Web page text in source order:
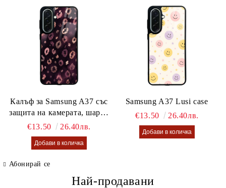
Калъф за Samsung A37 със
защита на камерата, шарен
калъф Lusi case
€13.50 26.40лв.
Samsung A37 Lusi case
€13.50
26.40лв.
Абонирай се
Най-продавани